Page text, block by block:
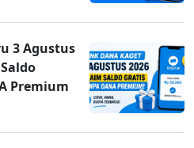
3 Agustus
Premium